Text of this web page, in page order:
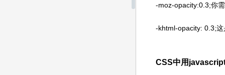
-moz-opacity:0.3;你
-khtml-opacity: 0.3;
CSS中用